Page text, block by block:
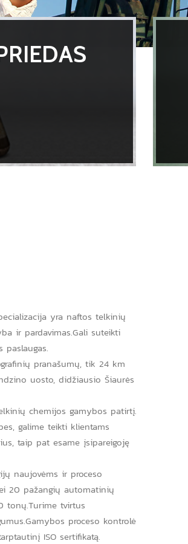
yra naftos telkinių
ir pardavimas.Gali suteikti
pranašumų, tik 24 km
uosto, didžiausio Šiaurės
chemijos gamybos patirtį.
galime teikti klientams
taip pat esame įsipareigoję
naujovėms ir proceso
20 pažangių automatinių
tonų.Turime tvirtus
proceso kontrolė
ISO sertifikatą.